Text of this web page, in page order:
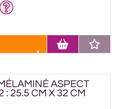
ASPECT
: 25.5 CM X 32 CM